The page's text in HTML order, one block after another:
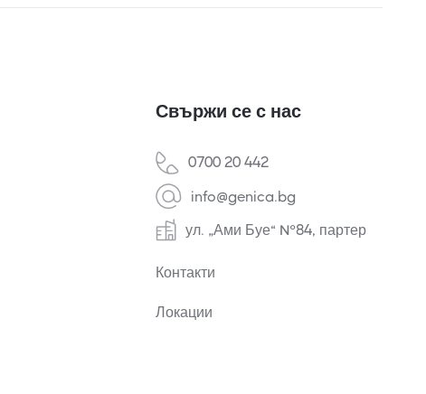
Свържи се с нас
0700 20 442
info@genica.bg
ул. „Ами Буе“ №84, партер
Контакти
Локации